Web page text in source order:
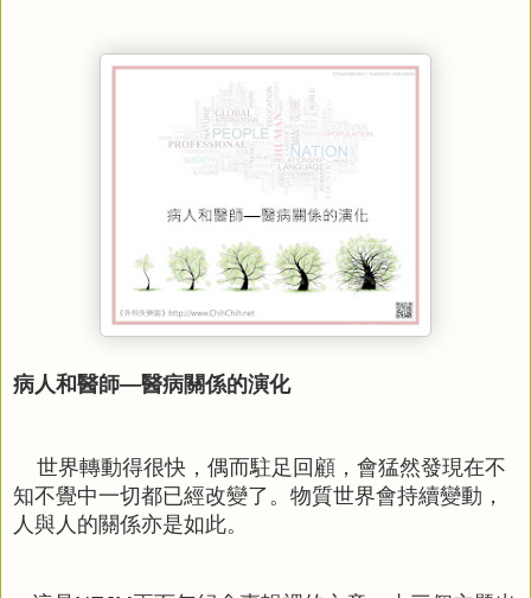
病人和醫師—醫病關係的演化
世界轉動得很快，偶而駐足回顧，會猛然發現在不
知不覺中一切都已經改變了。物質世界會持續變動，
人與人的關係亦是如此。